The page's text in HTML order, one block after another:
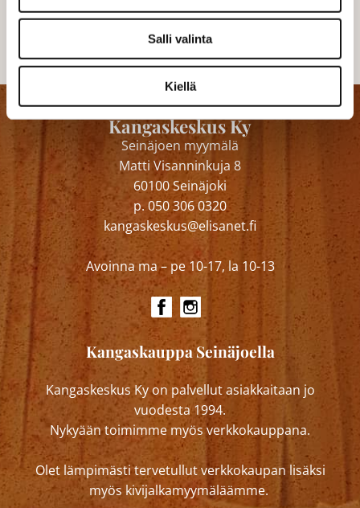
Salli valinta
Kiellä
2,50 €/m 3,30 €/m
Kangaskeskus Ky
Seinäjoen myymälä
Matti Visanninkuja 8
60100 Seinäjoki
p. 050 306 0320
kangaskeskus@elisanet.fi
Avoinna ma – pe 10-17, la 10-13
Kangaskauppa Seinäjoella
Kangaskeskus Ky on palvellut asiakkaitaan jo
vuodesta 1994.
Nykyään toimimme myös verkkokauppana.
Olet lämpimästi tervetullut verkkokaupan lisäksi
myös kivijalkamyymäläämme.